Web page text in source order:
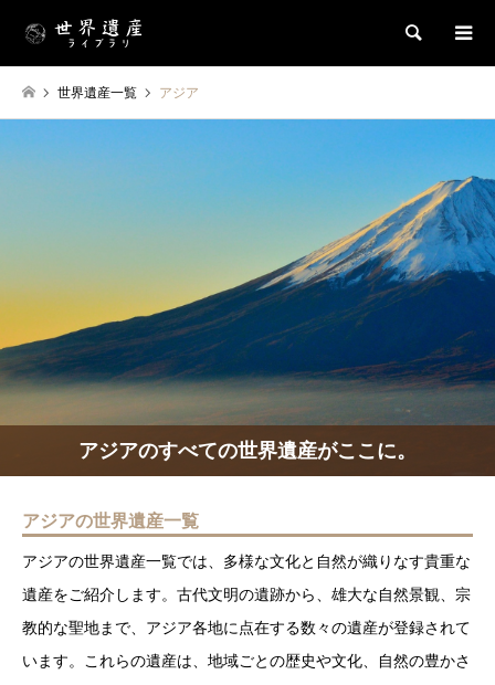
検索
世界遺産一覧 アジア
アジアのすべての世界遺産がここに。
アジアの世界遺産一覧
アジアの世界遺産一覧では、多様な文化と自然が織りなす貴重な
遺産をご紹介します。古代文明の遺跡から、雄大な自然景観、宗
教的な聖地まで、アジア各地に点在する数々の遺産が登録されて
います。これらの遺産は、地域ごとの歴史や文化、自然の豊かさ